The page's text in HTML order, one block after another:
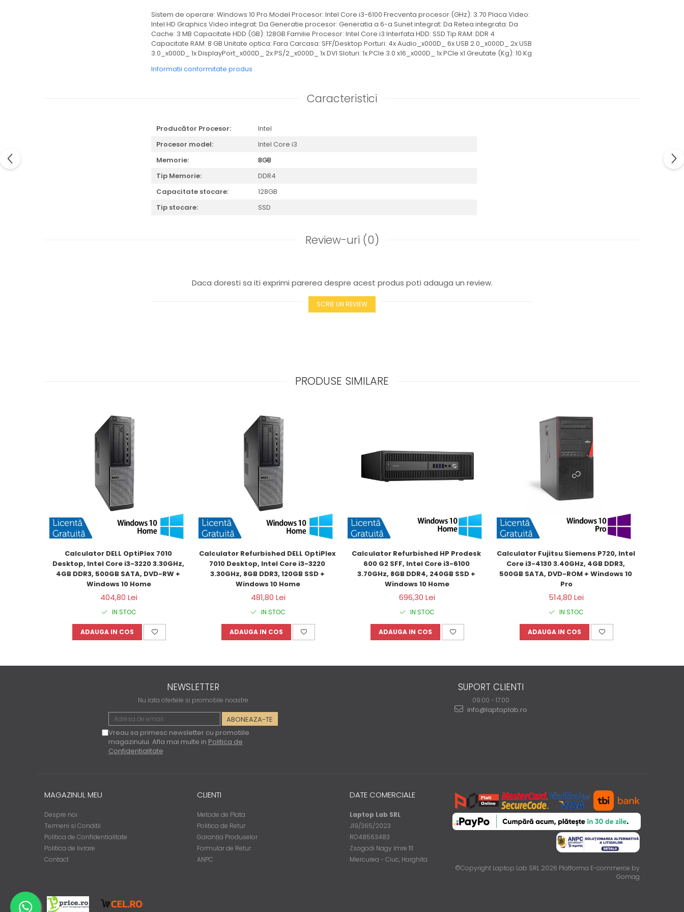
Sistem de operare: Windows 10 Pro Model Procesor: Intel Core i3-6100 Frecventa procesor (GHz): 3.70 Placa Video:
Intel HD Graphics Video integrat: Da Generatie procesor: Generatia a 6-a Sunet integrat: Da Retea integrata: Da
Cache: 3 MB Capacitate HDD (GB): 128GB Familie Procesor: Intel Core i3 Interfata HDD: SSD Tip RAM: DDR 4
Capacitate RAM: 8 GB Unitate optica: Fara Carcasa: SFF/Desktop Porturi: 4x Audio_x000D_ 6x USB 2.0_x000D_ 2x USB
3.0_x000D_ 1x DisplayPort_x000D_ 2x PS/2_x000D_ 1x DVI Sloturi: 1x PCIe 3.0 x16_x000D_ 1x PCIe x1 Greutate (Kg): 10 Kg
Informatii conformitate produs
Caracteristici
Producător Procesor:
Intel
Procesor model:
Intel Core i3
Memorie:
8GB
Tip Memorie:
DDR4
Capacitate stocare:
128GB
Tip stocare:
SSD
Review-uri (0)
Daca doresti sa iti exprimi parerea despre acest produs poti adauga un review.
SCRIE UN REVIEW
PRODUSE SIMILARE
Calculator DELL OptiPlex 7010
Desktop, Intel Core i3-3220 3.30GHz,
4GB DDR3, 500GB SATA, DVD-RW +
Windows 10 Home
404,80 Lei
IN STOC
ADAUGA IN COS
Calculator Refurbished DELL OptiPlex
7010 Desktop, Intel Core i3-3220
3.30GHz, 8GB DDR3, 120GB SSD +
Windows 10 Home
481,80 Lei
IN STOC
ADAUGA IN COS
Calculator Refurbished HP Prodesk
600 G2 SFF, Intel Core i3-6100
3.70GHz, 8GB DDR4, 240GB SSD +
Windows 10 Home
696,30 Lei
IN STOC
ADAUGA IN COS
Calculator Fujitsu Siemens P720, Intel
Core i3-4130 3.40GHz, 4GB DDR3,
500GB SATA, DVD-ROM + Windows 10
Pro
514,80 Lei
IN STOC
ADAUGA IN COS
NEWSLETTER
Nu rata ofertele si promotiile noastre
Vreau sa primesc newsletter cu promotiile
magazinului. Afla mai multe in Politica de
Confidentialitate
SUPORT CLIENTI
09:00 - 17:00
info@laptoplab.ro
MAGAZINUL MEU
Despre noi
Termeni si Conditii
Politica de Confidentialitate
Politica de livrare
Contact
CLIENTI
Metode de Plata
Politica de Retur
Garanția Produselor
Formular de Retur
ANPC
DATE COMERCIALE
Laptop Lab SRL
J19/365/2023
RO48563483
Zsogodi Nagy Imre 111
Miercurea - Ciuc, Harghita
©Copyright Laptop Lab SRL 2026 Platforma E-commerce by
Gomag